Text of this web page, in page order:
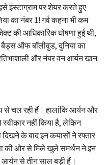
इंस्टाग्राम पर शेयर करते हुए
का नंबर 1! गर्व कहना भी कम
की आधिकारिक घोषणा हुई थी,
बैड्स ऑफ बॉलीवुड, दुनिया का
और नंबर वन आर्यन खान
से चल रही हैं। हालांकि आर्यन और
नहीं किया है, लेकिन
के बाद इन कयासों ने रफ्तार
की ओर से मिले खुले समर्थन ने इन
से तीन साल बड़ी हैं।